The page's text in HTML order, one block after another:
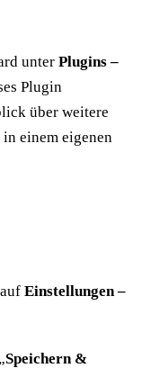
unter Plugins –
Plugin
über weitere
einem eigenen
Einstellungen –
Speichern &